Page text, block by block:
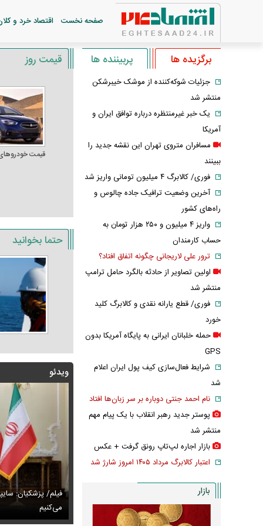
صفحه نخست اقتصاد خرد و
قیمت روز
قیمت
حتما بخوانید
ویدئو
اگر ارز ترجیحی را حذف نمی‌کردیم، قطعاً قحطی
فیلم/ پزشکیان:
می‌کنیم
جدید صابر ابر در فضای مجازی پربازدید شد عکس دیده‌نشده
برگزیده ها پربیننده ها
جزئیات شوکه‌کننده از موشک خیبرشکن
منتشر شد
یک خبر غیرمنتظره درباره توافق ایران و
آمریکا
مسافران متروی تهران این نقشه جدید را
ببینند
فوری/ کالابرگ ۴ میلیون تومانی واریز شد
آخرین وضعیت ترافیک جاده چالوس و
راه‌های کشور
واریز ۴ میلیون و ۲۵۰ هزار تومان به
حساب کارمندان
ترور علی لاریجانی چگونه اتفاق افتاد؟
اولین تصاویر از حادثه بالگرد حامل ترامپ
منتشر شد
فوری/ قطع یارانه نقدی و کالابرگ کلید
خورد
حمله خلبانان ایرانی به پایگاه آمریکا بدون
GPS
شرایط فعال‌سازی کیف پول ایران اعلام
شد
نام احمد جنتی دوباره بر سر زبان‌ها افتاد
پوستر جدید رهبر انقلاب با یک پیام مهم
منتشر شد
بازار اجاره لپ‌تاپ رونق گرفت + عکس
اعتبار کالابرگ مرداد ۱۴۰۵ امروز شارژ شد
بازار